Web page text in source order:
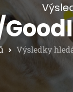
Výsledky